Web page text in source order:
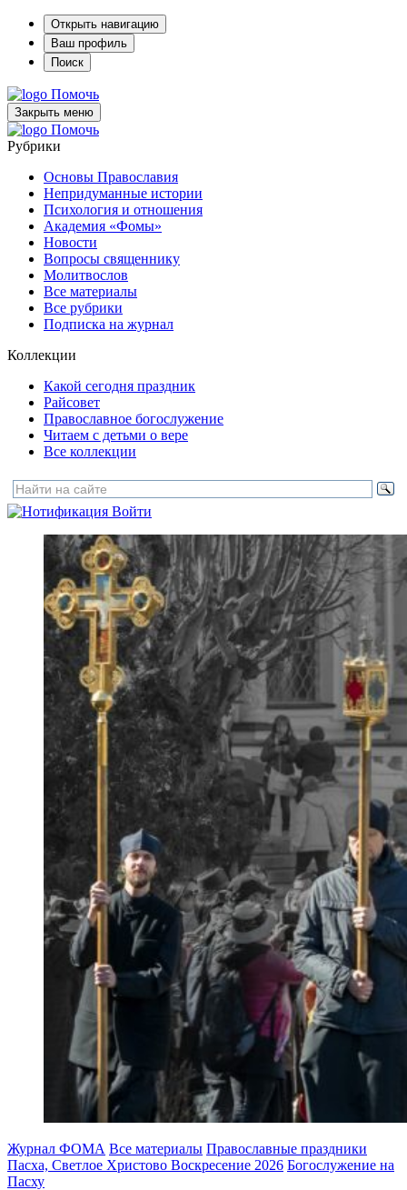
Открыть навигацию
Ваш профиль
Поиск
Помочь
Закрыть меню
Помочь
Рубрики
Основы Православия
Непридуманные истории
Психология и отношения
Академия «Фомы»
Новости
Вопросы священнику
Молитвослов
Все материалы
Все рубрики
Подписка на журнал
Коллекции
Какой сегодня праздник
Райсовет
Православное богослужение
Читаем с детьми о вере
Все коллекции
Войти
Журнал ФОМА Все материалы Православные праздники
Пасха, Светлое Христово Воскресение 2026 Богослужение на
Пасху